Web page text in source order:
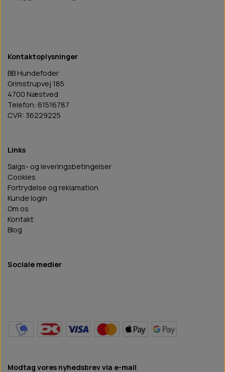
Kontaktoplysninger
BB Hundefoder
Grimstrupvej 185
4700 Næstved
Telefon: 61516787
CVR: 36229225
Links
Salgs- og leveringsbetingelser
Cookies
Fortrydelse og reklamation
Kunde login
Om os
Kontakt
Blog
Sociale medier
Modtag vores nyhedsbrev via e-mail